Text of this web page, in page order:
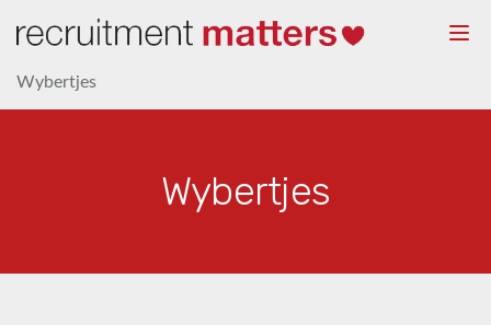
Wybertjes
Wybertjes